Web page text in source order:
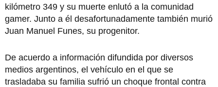
kilómetro 349 y su muerte enlutó a la comunidad
gamer. Junto a él desafortunadamente también murió
Juan Manuel Funes, su progenitor.
De acuerdo a información difundida por diversos
medios argentinos, el vehículo en el que se
trasladaba su familia sufrió un choque frontal contra